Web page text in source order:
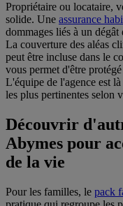
Propriétaire ou locataire,
solide. Une assurance
dommages liés à un
La couverture des aléas
peut être incluse dans le
vous permet d'être
L'équipe de l'agence est
les plus pertinentes selon
Découvrir
Abymes pour
de la vie
Pour les familles, le pack